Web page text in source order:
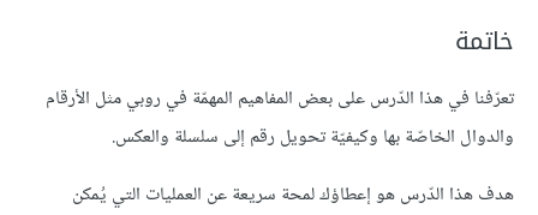
خاتمة
تعرّفنا في هذا الدّرس على بعض المفاهيم المهمّة في روبي مثل الأرقام
والدوال الخاصّة بها وكيفيّة تحويل رقم إلى سلسلة والعكس.
هدف هذا الدّرس هو إعطاؤك لمحة سريعة عن العمليات التي يُمكن